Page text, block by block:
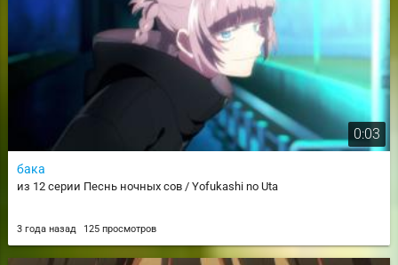
0:03
бака
из 12 серии Песнь ночных сов / Yofukashi no Uta
3 года назад 125 просмотров